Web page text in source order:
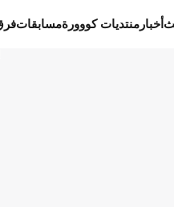
أخبار منتديات كووورةمسابقات